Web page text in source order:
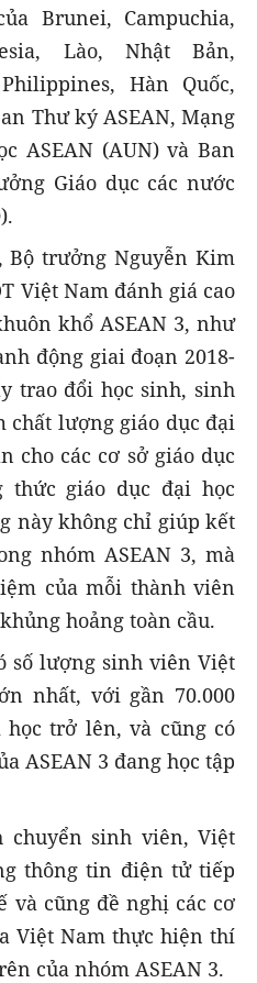
Brunei, Campuchia,
Lào, Nhật Bản,
Hàn Quốc,
Thư ký ASEAN, Mạng
ASEAN (AUN) và Ban
Giáo dục các nước
trưởng Nguyễn Kim
Việt Nam đánh giá cao
khổ ASEAN 3, như
động giai đoạn 2018-
trao đổi học sinh, sinh
chất lượng giáo dục đại
cho các cơ sở giáo dục
thức giáo dục đại học
này không chỉ giúp kết
nhóm ASEAN 3, mà
của mỗi thành viên
hoảng toàn cầu.
số lượng sinh viên Việt
nhất, với gần 70.000
trở lên, và cũng có
ASEAN 3 đang học tập
sinh viên, Việt
thông tin điện tử tiếp
và cũng đề nghị các cơ
Việt Nam thực hiện thí
của nhóm ASEAN 3.